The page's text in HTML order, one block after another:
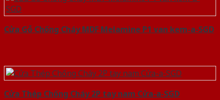
Cửa Gỗ Chống Cháy MDF Melamine P1 van kem-a-SGD
Cửa Thép Chống Cháy 2P tay nam Cửa-a-SGD